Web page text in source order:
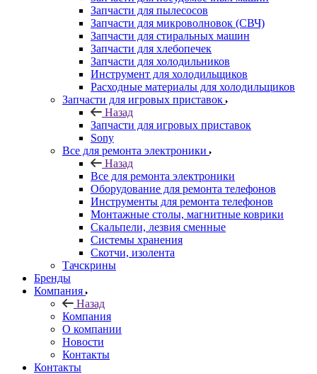
Запчасти для пылесосов
Запчасти для микроволновок (СВЧ)
Запчасти для стиральных машин
Запчасти для хлебопечек
Запчасти для холодильников
Инструмент для холодильщиков
Расходные материалы для холодильщиков
Запчасти для игровых приставок
Назад
Запчасти для игровых приставок
Sony
Все для ремонта электроники
Назад
Все для ремонта электроники
Оборудование для ремонта телефонов
Инструменты для ремонта телефонов
Монтажные столы, магнитные коврики
Скальпели, лезвия сменные
Системы хранения
Скотчи, изолента
Тачскрины
Бренды
Компания
Назад
Компания
О компании
Новости
Контакты
Контакты